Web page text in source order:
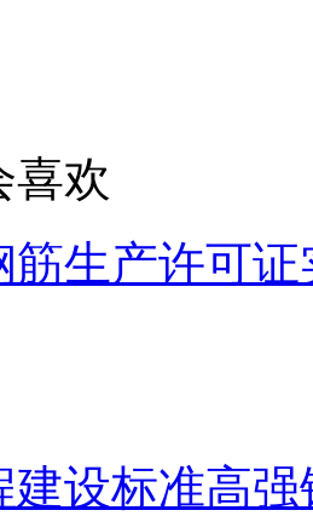
喜欢
筋生产许可
建设标准高